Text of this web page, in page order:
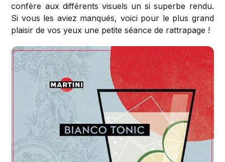
confère aux différents visuels un si superbe rendu.
Si vous les aviez manqués, voici pour le plus grand
plaisir de vos yeux une petite séance de rattrapage !